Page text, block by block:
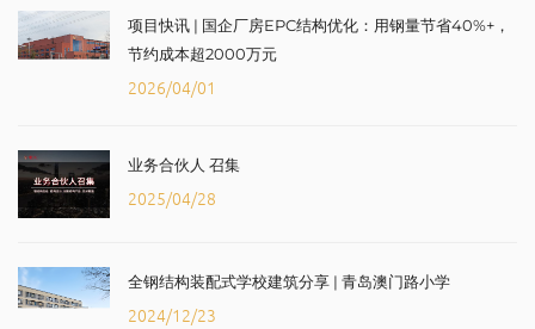
项目快讯 | 国企厂房EPC结构优化：用钢量节省40%+，
节约成本超2000万元
2026/04/01
业务合伙人 召集
2025/04/28
全钢结构装配式学校建筑分享 | 青岛澳门路小学
2024/12/23